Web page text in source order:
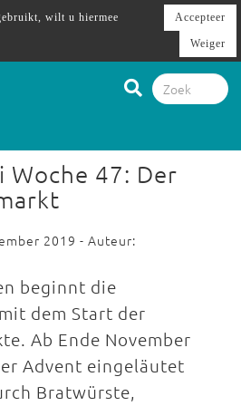
Woche 47: Der
2019 - Auteur:
beginnt die
dem Start der
Ab Ende November
Advent eingeläutet
Bratwürste,
wilt u hiermee
Accepteer
Weiger